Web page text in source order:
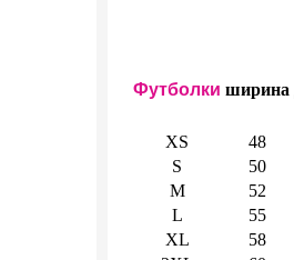
Футболки ширина
XS 48
S
50
M
52
L
55
XL
58